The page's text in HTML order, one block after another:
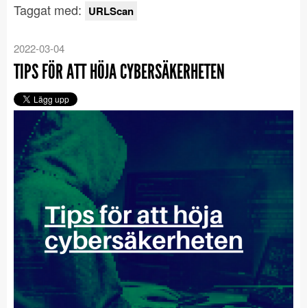
Taggat med: URLScan
2022-03-04
TIPS FÖR ATT HÖJA CYBERSÄKERHETEN